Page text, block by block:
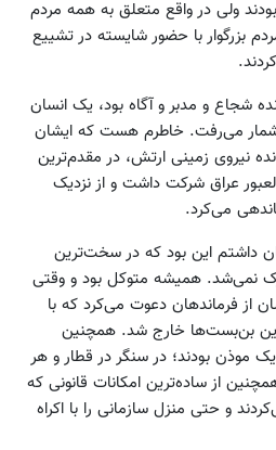
ولی در واقع متعلق به همه مردم
بزرگوار با حضور شایسته در تشییع
شجاع و مدبر و آگاه بود، یک انسان
شمار می‌رفت. خاطرم هست که ایشان
نیروی زمینی ارتش، در مقدم‌ترین
عراق شرکت داشت و از نزدیک
می‌کرد.
داشتم این بود که در سخت‌ترین
نمی‌شد. همیشه متوکل بود و وقتی
از فرماندهان دعوت می‌کرد که با
این بن‌بست‌ها خارج شد. همچنین
موذن بودند؛ در سنگر در قطار و هر
از ساده‌ترین امکانات قانونی که
و حتی منزل سازمانی را با اکراه